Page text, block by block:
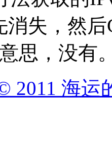
消失，然
思，没有
2011 海运